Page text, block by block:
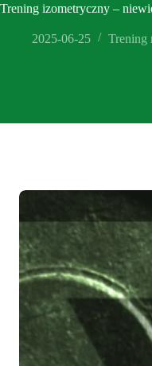
Trening izometryczny –
2025-06-25 Trening